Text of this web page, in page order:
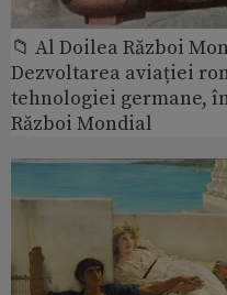
📁 Al Doilea Război
Dezvoltarea aviației
tehnologiei germane,
Război Mondial